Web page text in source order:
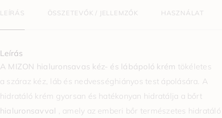
LEÍRÁS ÖSSZETEVŐK / JELLEMZŐK HASZNÁLAT
Leírás
A MIZON hialuronsavas kéz- és lábápoló krém tökéletes
a száraz kéz, láb és nedvességhiányos test ápolására. A
hidratáló krém gyorsan és hatékonyan hidratálja a bőrt
hialuronsavval , amely az emberi bőr természetes hidratáló